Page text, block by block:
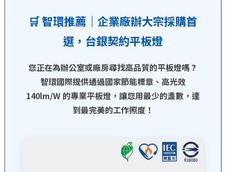
🛒 智環推薦｜企業廠辦大宗採購首
選，台銀契約平板燈
您正在為辦公室或廠房尋找高品質的平板燈嗎？
智環國際提供通過國家節能標章、高光效
140lm/W 的專業平板燈，讓您用最少的盞數，達
到最完美的工作照度！